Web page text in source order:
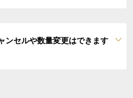
ンセルや数量変更はできます